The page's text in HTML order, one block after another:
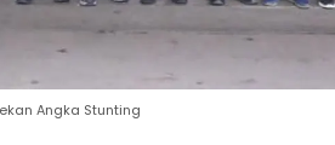
Angka Stunting